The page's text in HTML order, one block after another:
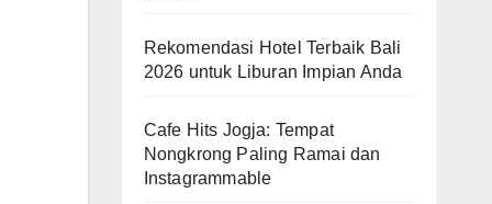
Rekomendasi Hotel Terbaik Bali
2026 untuk Liburan Impian Anda
Cafe Hits Jogja: Tempat
Nongkrong Paling Ramai dan
Instagrammable